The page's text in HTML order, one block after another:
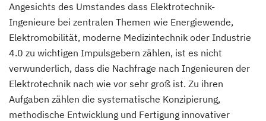
Angesichts des Umstandes dass Elektrotechnik-
Ingenieure bei zentralen Themen wie Energiewende,
Elektromobilität, moderne Medizintechnik oder Industrie
4.0 zu wichtigen Impulsgebern zählen, ist es nicht
verwunderlich, dass die Nachfrage nach Ingenieuren der
Elektrotechnik nach wie vor sehr groß ist. Zu ihren
Aufgaben zählen die systematische Konzipierung,
methodische Entwicklung und Fertigung innovativer